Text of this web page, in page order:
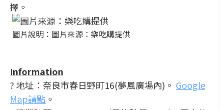
擇。
圖片說明：圖片來源：樂吃購提供
Information
? 地址：奈良市春日野町16(夢風廣場內)。 Google
Map請點 。